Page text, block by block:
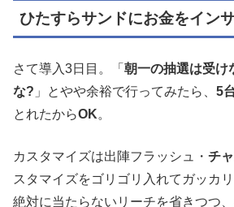
ひたすらサンドにお金をイン
さて導入3日目。「 朝一の抽選は受け
な? 」とやや余裕で行ってみたら、 5
とれたからOK。
カスタマイズは出陣フラッシュ・ チ
スタマイズをゴリゴリ入れてガッカ
絶対に当たらないリーチを省きつつ